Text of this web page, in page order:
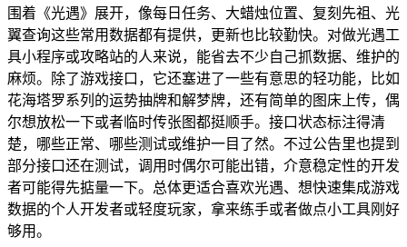
围着《光遇》展开，像每日任务、大蜡烛位置、复刻先祖、光
翼查询这些常用数据都有提供，更新也比较勤快。对做光遇工
具小程序或攻略站的人来说，能省去不少自己抓数据、维护的
麻烦。除了游戏接口，它还塞进了一些有意思的轻功能，比如
花海塔罗系列的运势抽牌和解梦牌，还有简单的图床上传，偶
尔想放松一下或者临时传张图都挺顺手。接口状态标注得清
楚，哪些正常、哪些测试或维护一目了然。不过公告里也提到
部分接口还在测试，调用时偶尔可能出错，介意稳定性的开发
者可能得先掂量一下。总体更适合喜欢光遇、想快速集成游戏
数据的个人开发者或轻度玩家，拿来练手或者做点小工具刚好
够用。